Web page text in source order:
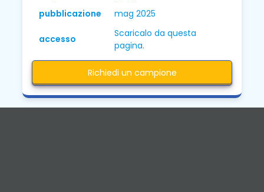
pubblicazione
mag 2025
accesso
Scaricalo da questa
pagina.
Richiedi un campione